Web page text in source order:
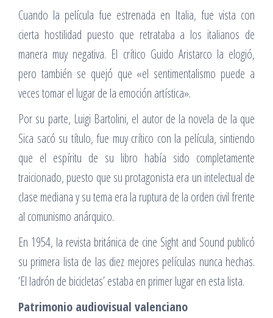
Cuando la película fue estrenada en Italia, fue vista con
cierta hostilidad puesto que retrataba a los italianos de
manera muy negativa. El crítico Guido Aristarco la elogió,
pero también se quejó que «el sentimentalismo puede a
veces tomar el lugar de la emoción artística».
Por su parte, Luigi Bartolini, el autor de la novela de la que
Sica sacó su título, fue muy crítico con la película, sintiendo
que el espíritu de su libro había sido completamente
traicionado, puesto que su protagonista era un intelectual de
clase mediana y su tema era la ruptura de la orden civil frente
al comunismo anárquico.
En 1954, la revista británica de cine Sight and Sound publicó
su primera lista de las diez mejores películas nunca hechas.
‘El ladrón de bicicletas’ estaba en primer lugar en esta lista.
Patrimonio audiovisual valenciano